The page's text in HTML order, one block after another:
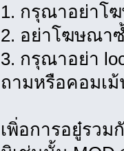
1. กรุณาอย่าโ
2. อย่าโฆษณา
3. กรุณาอย่า
ถามหรือคอมเ
เพิ่อการอยู๋รว